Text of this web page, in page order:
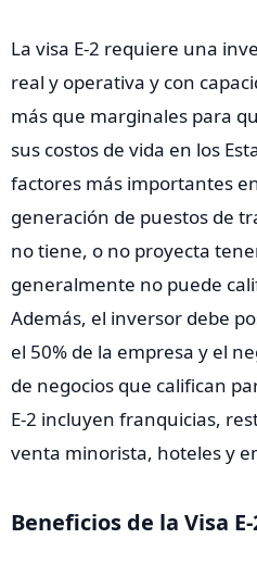
La visa E-2 requiere una
real y operativa y con
más que marginales para
sus costos de vida en los
factores más importantes
generación de puestos de
no tiene, o no proyecta
generalmente no puede
Además, el inversor debe
el 50% de la empresa y el
de negocios que califican
E-2 incluyen franquicias,
venta minorista, hoteles y
Beneficios de la Visa